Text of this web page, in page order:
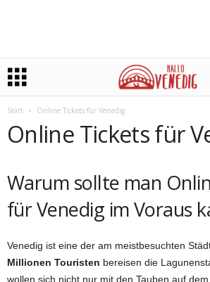
Start Online Tickets für Venedig
Online Tickets für
Warum sollte man
für Venedig im Voraus
Venedig ist eine der am meistbesuchten
Millionen Touristen bereisen die
wollen sich nicht nur mit den Tauben auf